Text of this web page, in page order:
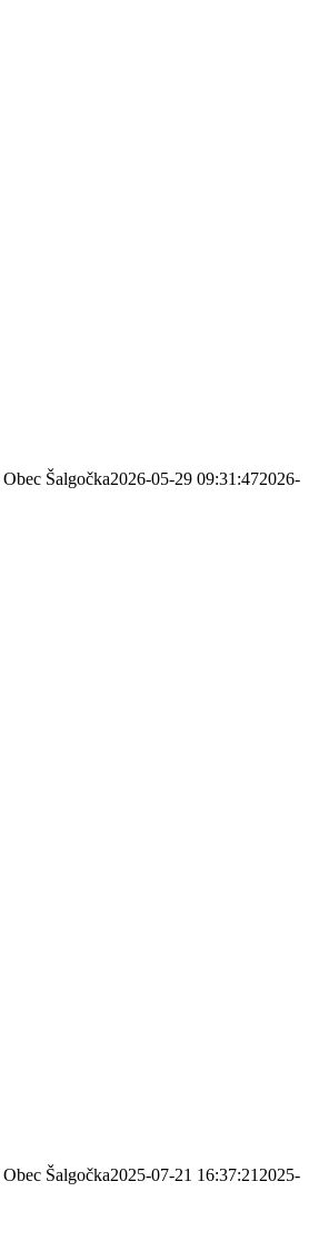
Obec Šalgočka2026-05-29 09:31:472026-
Obec Šalgočka2025-07-21 16:37:21 2025-